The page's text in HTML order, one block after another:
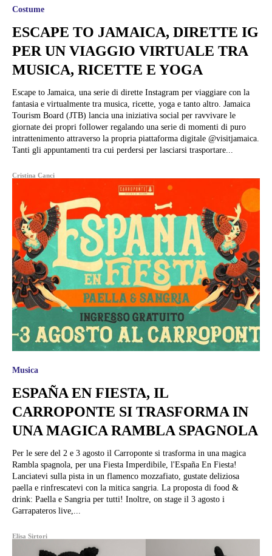
Costume
ESCAPE TO JAMAICA, DIRETTE IG
PER UN VIAGGIO VIRTUALE TRA
MUSICA, RICETTE E YOGA
Escape to Jamaica, una serie di dirette Instagram per viaggiare con la
fantasia e virtualmente tra musica, ricette, yoga e tanto altro. Jamaica
Tourism Board (JTB) lancia una iniziativa social per ravvivare le
giornate dei propri follower regalando una serie di momenti di puro
intrattenimento attraverso la propria piattaforma digitale @visitjamaica.
Tanti gli appuntamenti tra cui perdersi per lasciarsi trasportare...
Cristina Canci
Musica
ESPAÑA EN FIESTA, IL
CARROPONTE SI TRASFORMA IN
UNA MAGICA RAMBLA SPAGNOLA
Per le sere del 2 e 3 agosto il Carroponte si trasforma in una magica
Rambla spagnola, per una Fiesta Imperdibile, l'España En Fiesta!
Lanciatevi sulla pista in un flamenco mozzafiato, gustate deliziosa
paella e rinfrescatevi con la mitica sangria. La proposta di food &
drink: Paella e Sangria per tutti! Inoltre, on stage il 3 agosto i
Garrapateros live,...
Elisa Sirtori